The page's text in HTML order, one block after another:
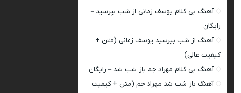
آهنگ بی کلام یوسف زمانی از شب بپرسید –
رایگان
آهنگ از شب بپرسید یوسف زمانی (متن +
کیفیت عالی)
آهنگ بی کلام مهراد جم باز شب شد – رایگان
آهنگ باز شب شد مهراد جم (متن + کیفیت